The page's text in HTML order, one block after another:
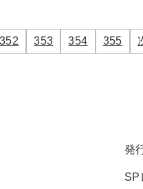
352 353 354 355
発
SP